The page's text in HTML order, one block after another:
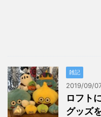
雑記
2019/09/
ロフト
グッズ